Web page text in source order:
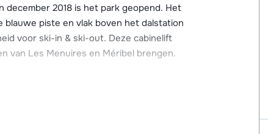
december 2018 is het park geopend. Het
piste en vlak boven het dalstation
voor ski-in & ski-out. Deze cabinelift
van Les Menuires en Méribel brengen.
dorpskern met alle benodigde